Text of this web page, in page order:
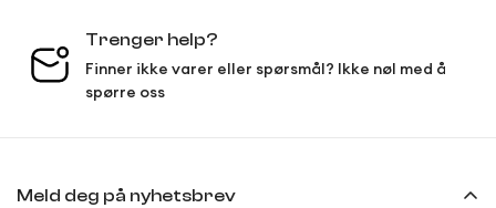
Trenger help?
Finner ikke varer eller spørsmål? Ikke nøl med å
spørre oss
Meld deg på nyhetsbrev